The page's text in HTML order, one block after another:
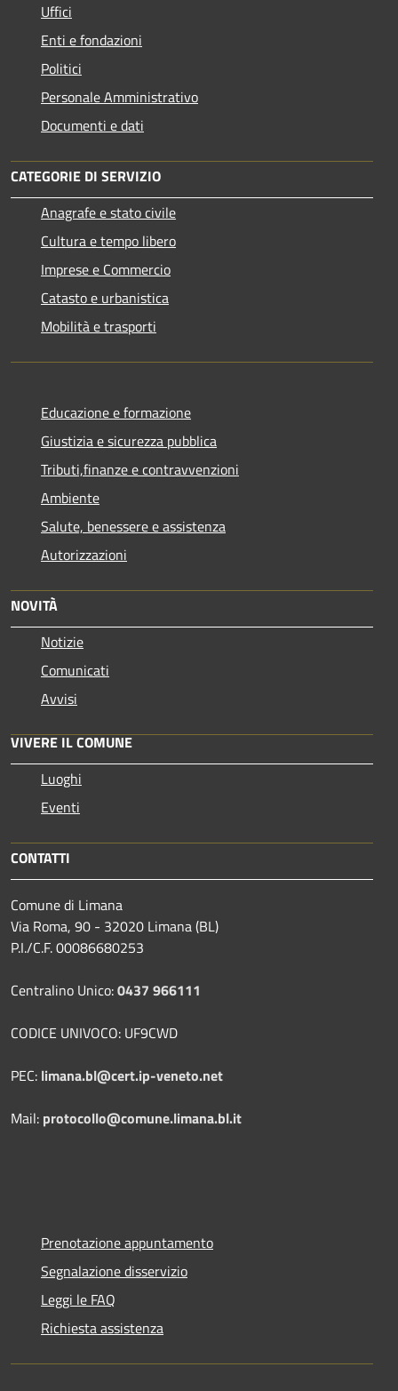
Uffici
Enti e fondazioni
Politici
Personale Amministrativo
Documenti e dati
CATEGORIE DI SERVIZIO
Anagrafe e stato civile
Cultura e tempo libero
Imprese e Commercio
Catasto e urbanistica
Mobilità e trasporti
Educazione e formazione
Giustizia e sicurezza pubblica
Tributi,finanze e contravvenzioni
Ambiente
Salute, benessere e assistenza
Autorizzazioni
NOVITÀ
Notizie
Comunicati
Avvisi
VIVERE IL COMUNE
Luoghi
Eventi
CONTATTI
Comune di Limana
Via Roma, 90 - 32020 Limana (BL)
P.I./C.F. 00086680253
Centralino Unico:0437 966111
CODICE UNIVOCO: UF9CWD
PEC: limana.bl@cert.ip-veneto.net
Mail: protocollo@comune.limana.bl.it
Prenotazione appuntamento
Segnalazione disservizio
Leggi le FAQ
Richiesta assistenza